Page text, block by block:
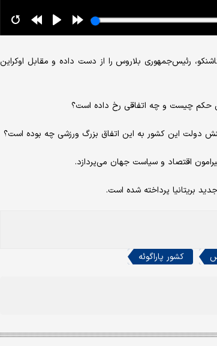
رئیس‌جمهوری بلاروس را از دست داده و مقابل اوکراین
بریتانیا پرداخته شده است.
کشور پاراگوئه